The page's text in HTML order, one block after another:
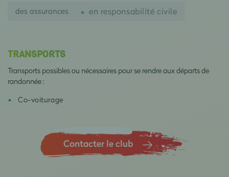
des assurances en responsabilité civile
TRANSPORTS
Transports possibles ou nécessaires pour se rendre aux départs de
randonnée :
Co-voiturage
Contacter le club